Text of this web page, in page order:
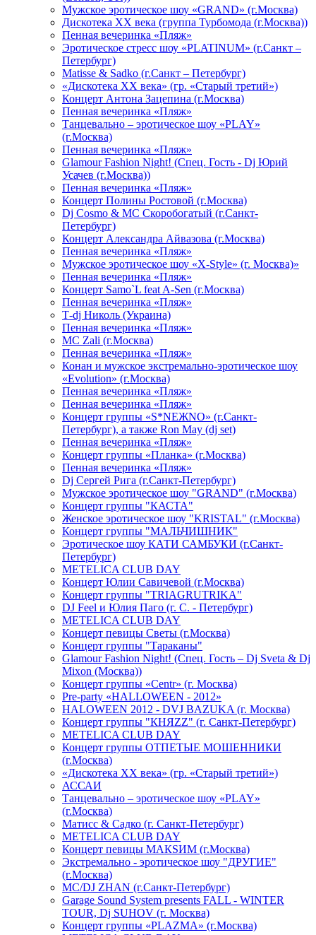
Мужское эротическое шоу «GRAND» (г.Москва)
Дискотека XX века (группа Турбомода (г.Москва))
Пенная вечеринка «Пляж»
Эротическое стресс шоу «PLATINUM» (г.Санкт –
Петербург)
Matisse & Sadko (г.Санкт – Петербург)
«Дискотека ХХ века» (гр. «Старый третий»)
Концерт Антона Зацепина (г.Москва)
Пенная вечеринка «Пляж»
Танцевально – эротическое шоу «PLAY»
(г.Москва)
Пенная вечеринка «Пляж»
Glamour Fashion Night! (Спец. Гость - Dj Юрий
Усачев (г.Москва))
Пенная вечеринка «Пляж»
Концерт Полины Ростовой (г.Москва)
Dj Cosmo & МС Скоробогатый (г.Санкт-
Петербург)
Концерт Александра Айвазова (г.Москва)
Пенная вечеринка «Пляж»
Мужское эротическое шоу «X-Style» (г. Москва)»
Пенная вечеринка «Пляж»
Концерт Samo`L feat A-Sen (г.Москва)
Пенная вечеринка «Пляж»
Т-dj Николь (Украина)
Пенная вечеринка «Пляж»
МС Zali (г.Москва)
Пенная вечеринка «Пляж»
Конан и мужское экстремально-эротическое шоу
«Evolution» (г.Москва)
Пенная вечеринка «Пляж»
Пенная вечеринка «Пляж»
Концерт группы «S*NEЖNO» (г.Санкт-
Петербург), а также Ron May (dj set)
Пенная вечеринка «Пляж»
Концерт группы «Планка» (г.Москва)
Пенная вечеринка «Пляж»
Dj Сергей Рига (г.Санкт-Петербург)
Мужское эротическое шоу "GRAND" (г.Москва)
Концерт группы "КАСТА"
Женское эротическое шоу "KRISTAL" (г.Москва)
Концерт группы "МАЛЬЧИШНИК"
Эротическое шоу КАТИ САМБУКИ (г.Санкт-
Петербург)
METELICA CLUB DAY
Концерт Юлии Савичевой (г.Москва)
Концерт группы "TRIAGRUTRIKA"
DJ Feel и Юлия Паго (г. С. - Петербург)
METELICA CLUB DAY
Концерт певицы Светы (г.Москва)
Концерт группы "Тараканы"
Glamour Fashion Night! (Спец. Гость – Dj Sveta & Dj
Mixon (Москва))
Концерт группы «Centr» (г. Москва)
Pre-party «HALLOWEEN - 2012»
HALOWEEN 2012 - DVJ BAZUKA (г. Москва)
Концерт группы "КНЯZZ" (г. Санкт-Петербург)
METELICA CLUB DAY
Концерт группы ОТПЕТЫЕ МОШЕННИКИ
(г.Москва)
«Дискотека ХХ века» (гр. «Старый третий»)
АССАИ
Танцевально – эротическое шоу «PLAY»
(г.Москва)
Матисс & Садко (г. Санкт-Петербург)
METELICA CLUB DAY
Концерт певицы МАКSИМ (г.Москва)
Экстремально - эротическое шоу "ДРУГИЕ"
(г.Москва)
МС/DJ ZHAN (г.Санкт-Петербург)
Garage Sound System presents FALL - WINTER
TOUR, Dj SUHOV (г. Москва)
Концерт группы «PLAZMA» (г.Москва)